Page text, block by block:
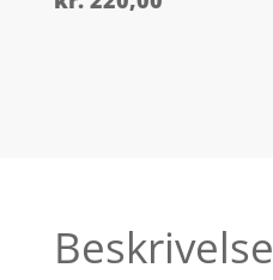
5
Beskrivelse